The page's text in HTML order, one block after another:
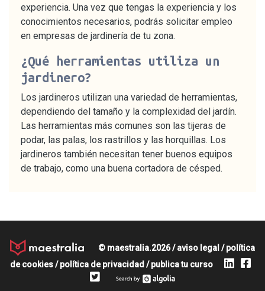
experiencia. Una vez que tengas la experiencia y los
conocimientos necesarios, podrás solicitar empleo
en empresas de jardinería de tu zona.
¿Qué herramientas utiliza un
jardinero?
Los jardineros utilizan una variedad de herramientas,
dependiendo del tamaño y la complexidad del jardín.
Las herramientas más comunes son las tijeras de
podar, las palas, los rastrillos y las horquillas. Los
jardineros también necesitan tener buenos equipos
de trabajo, como una buena cortadora de césped.
© maestralia.2026 /aviso legal /política
de cookies/política de privacidad /publica tu curso